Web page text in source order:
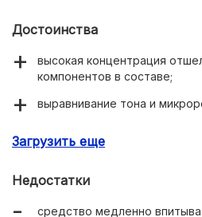
Достоинства
высокая концентрация
компонентов в составе;
выравнивание тона и
высокие оценки
приятный аромат;
Загрузить еще
Недостатки
средство медленно